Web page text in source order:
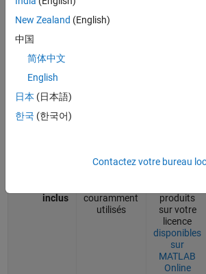
des modèles Simulink de base que d'autres
personnes ont partagés.
Coût
desktop
inclus
couramment
utilisés
produits
sur votre
licence
disponibles
sur
MATLAB
Online
New Zealand (English)
中国
简体中文
English
日本 (日本語)
한국 (한국어)
Contactez votre bureau